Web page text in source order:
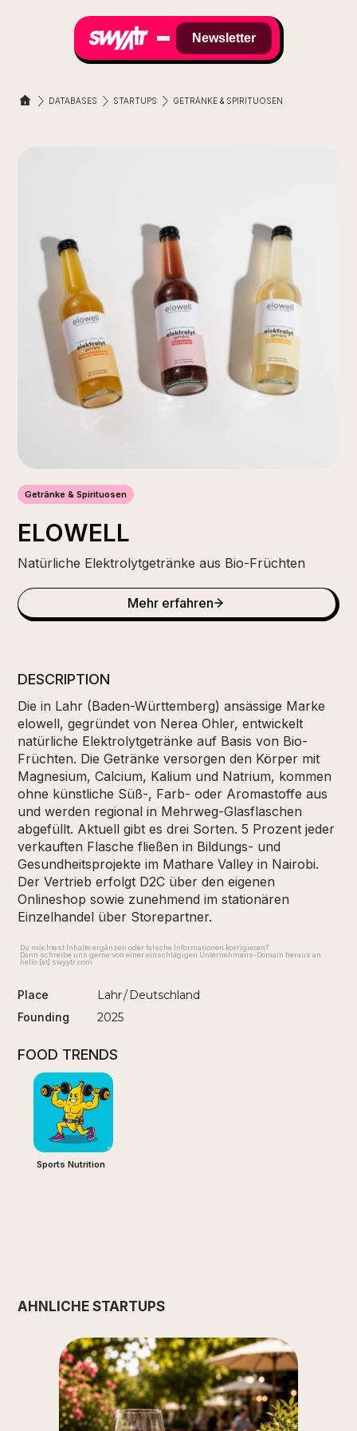
Newsletter
DATABASES STARTUPS GETRÄNKE & SPIRITUOSEN
Getränke & Spirituosen
ELOWELL
Natürliche Elektrolytgetränke aus Bio-Früchten
Mehr erfahren
DESCRIPTION
Die in Lahr (Baden-Württemberg) ansässige Marke
elowell, gegründet von Nerea Ohler, entwickelt
natürliche Elektrolytgetränke auf Basis von Bio-
Früchten. Die Getränke versorgen den Körper mit
Magnesium, Calcium, Kalium und Natrium, kommen
ohne künstliche Süß-, Farb- oder Aromastoffe aus
und werden regional in Mehrweg-Glasflaschen
abgefüllt. Aktuell gibt es drei Sorten. 5 Prozent jeder
verkauften Flasche fließen in Bildungs- und
Gesundheitsprojekte im Mathare Valley in Nairobi.
Der Vertrieb erfolgt D2C über den eigenen
Onlineshop sowie zunehmend im stationären
Einzelhandel über Storepartner.
Du möchtest Inhalte ergänzen oder falsche Informationen korrigieren?
Dann schreibe uns gerne von einer einschlägigen Unternehmens-Domain heraus an
hello [at] swyytr.com
Place Lahr/ Deutschland
Founding 2025
FOOD TRENDS
Sports Nutrition
ÄHNLICHE STARTUPS